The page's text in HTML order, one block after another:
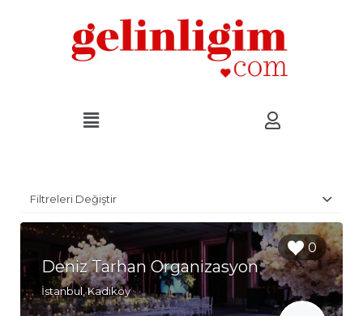
Filtreleri Değiştir
0
Deniz Tarhan Organizasyon
İstanbul, Kadıköy